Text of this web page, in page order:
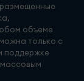
объеме
только с
поддержке
массовым